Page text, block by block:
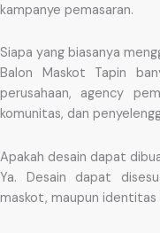
kampanye pemasaran.
Siapa yang biasanya
Balon Maskot Tapin
perusahaan, agency
komunitas, dan
Apakah desain dapat
Ya. Desain dapat
maskot, maupun identitas